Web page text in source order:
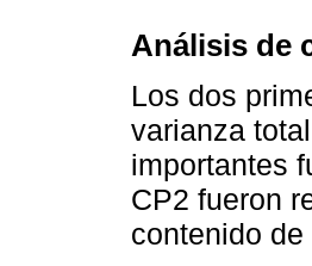
Análisis de
Los dos
varianza
importantes
CP2 fueron
contenido de